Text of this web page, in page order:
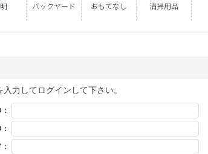
バックヤード おもてなし 清掃用品
力してログインして下さい。